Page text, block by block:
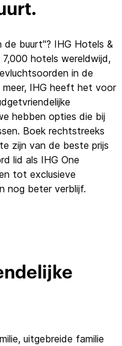
de buurt"? IHG Hotels &
hotels wereldwijd,
in de
IHG heeft het voor
hebben opties die bij
Boek rechtstreeks
zijn van de beste prijs
lid als IHG One
tot exclusieve
nog beter verblijf.
uitgebreide familie